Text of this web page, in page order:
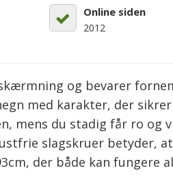
Online siden
2012
og bevarer
med karakter, der
mens du stadig får ro
slagskruer betyder,
der både kan